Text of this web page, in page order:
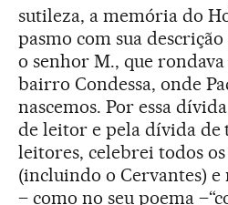
sutileza, a memória do
pasmo com sua
o senhor M., que rondava
bairro Condessa, onde
nascemos. Por essa
de leitor e pela dívida de
leitores, celebrei todos
(incluindo o Cervantes)
– como no seu poema